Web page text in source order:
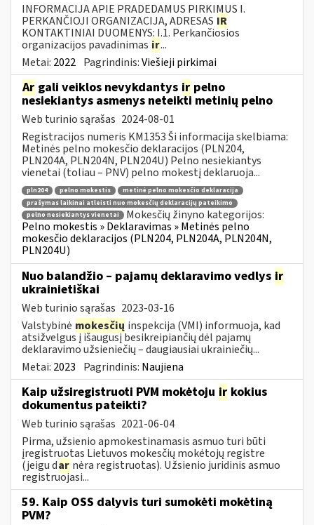
INFORMACIJA APIE PRADEDAMUS PIRKIMUS I.
PERKANČIOJI ORGANIZACIJA, ADRESAS IR
KONTAKTINIAI DUOMENYS: I.1. Perkančiosios
organizacijos pavadinimas ir...
Metai: 2022 Pagrindinis:Viešieji pirkimai
Ar gali veiklos nevykdantys ir pelno
nesiekiantys asmenys neteikti metinių pelno
Web turinio sąrašas 2024-08-01
Registracijos numeris KM1353 Ši informacija skelbiama:
Metinės pelno mokesčio deklaracijos (PLN204,
PLN204A, PLN204N, PLN204U) Pelno nesiekiantys
vienetai (toliau – PNV) pelno mokestį deklaruoja...
pln204 pelno mokestis
metinė pelno mokesčio deklaracija
prašymas laikinai atleisti nuo mokesčių deklaracijų pateikimo
pelno nesiekiantys vienetai
Mokesčių žinyno kategorijos:
Pelno mokestis » Deklaravimas » Metinės pelno
mokesčio deklaracijos (PLN204, PLN204A, PLN204N,
PLN204U)
Nuo balandžio – pajamų deklaravimo vedlys ir
ukrainietiškai
Web turinio sąrašas 2023-03-16
Valstybinė mokesčių inspekcija (VMI) informuoja, kad
atsižvelgus į išaugusį besikreipiančių dėl pajamų
deklaravimo užsieniečių – daugiausiai ukrainiečių...
Metai: 2023 Pagrindinis: Naujiena
Kaip užsiregistruoti PVM mokėtoju ir kokius
dokumentus pateikti?
Web turinio sąrašas 2021-06-04
Pirma, užsienio apmokestinamasis asmuo turi būti
įregistruotas Lietuvos mokesčių mokėtojų registre
(jeigu dar nėra registruotas). Užsienio juridinis asmuo
registruojasi...
59. Kaip OSS dalyvis turi sumokėti mokėtiną
PVM?